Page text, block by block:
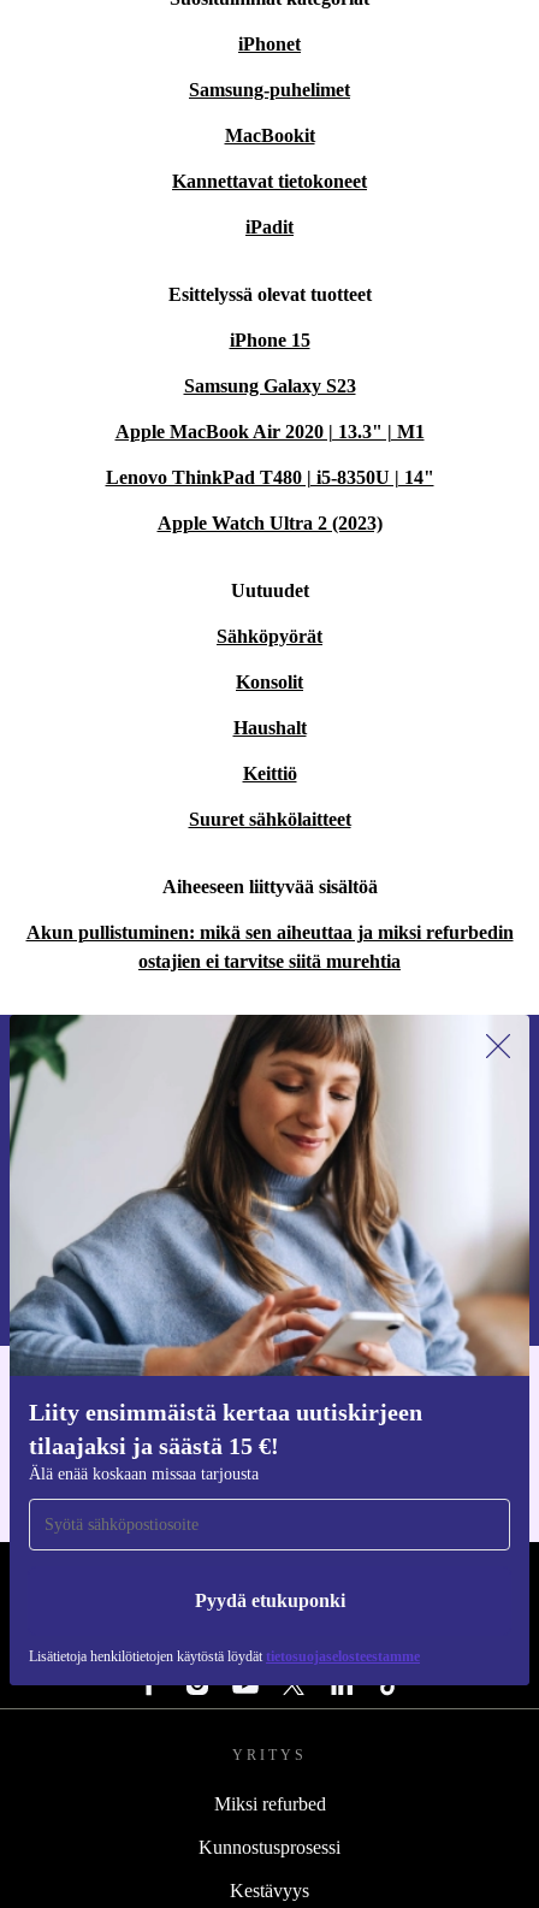
iPhonet
Samsung-puhelimet
MacBookit
Kannettavat tietokoneet
iPadit
Esittelyssä olevat tuotteet
iPhone 15
Samsung Galaxy S23
Apple MacBook Air 2020 | 13.3" | M1
Lenovo ThinkPad T480 | i5-8350U | 14"
Apple Watch Ultra 2 (2023)
Uutuudet
Sähköpyörät
Konsolit
Haushalt
Keittiö
Suuret sähkölaitteet
Aiheeseen liittyvää sisältöä
Akun pullistuminen: mikä sen aiheuttaa ja miksi refurbedin
ostajien ei tarvitse siitä murehtia
Liity ensimmäistä kertaa uutiskirjeen
tilaajaksi ja säästä 15 €!
Älä enää koskaan missaa tarjousta
Pyydä etukuponki
Lisätietoja henkilötietojen käytöstä löydät tietosuojaselosteestamme
Liity ensimmäistä kertaa uutiskirjeen
tilaajaksi ja säästä 15 €!
Älä missaa enää yhtäkään tarjousta.
Pyydä etukuponki
Lisätietoja henkilötietojen käytöstä löydättietosuojaselosteestamme.
iOS:lle ja Androidille
YRITYS
Miksi refurbed
Kunnostusprosessi
Kestävyys